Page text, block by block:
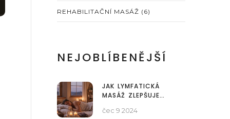
REHABILITAČNÍ MASÁŽ (6)
NEJOBLÍBENĚJŠÍ
JAK LYMFATICKÁ
MASÁŽ ZLEPŠUJE
čec 9 2024